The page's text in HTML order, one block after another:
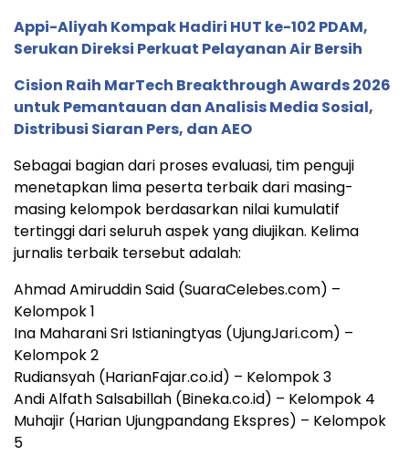
Appi-Aliyah Kompak Hadiri HUT ke-102 PDAM,
Serukan Direksi Perkuat Pelayanan Air Bersih
Cision Raih MarTech Breakthrough Awards 2026
untuk Pemantauan dan Analisis Media Sosial,
Distribusi Siaran Pers, dan AEO
Sebagai bagian dari proses evaluasi, tim penguji
menetapkan lima peserta terbaik dari masing-
masing kelompok berdasarkan nilai kumulatif
tertinggi dari seluruh aspek yang diujikan. Kelima
jurnalis terbaik tersebut adalah:
Ahmad Amiruddin Said (SuaraCelebes.com) –
Kelompok 1
Ina Maharani Sri Istianingtyas (UjungJari.com) –
Kelompok 2
Rudiansyah (HarianFajar.co.id) – Kelompok 3
Andi Alfath Salsabillah (Bineka.co.id) – Kelompok 4
Muhajir (Harian Ujungpandang Ekspres) – Kelompok
5